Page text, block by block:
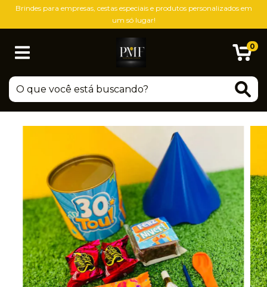
Brindes para empresas, cestas especiais e produtos personalizados em
um só lugar!
0